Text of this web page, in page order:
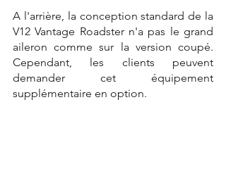
A l'arrière, la conception standard de la
V12 Vantage Roadster n'a pas le grand
aileron comme sur la version coupé.
Cependant, les clients peuvent
demander cet équipement
supplémentaire en option.